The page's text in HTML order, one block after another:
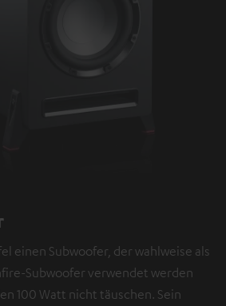
einen Subwoofer, der wahlweise als
Subwoofer verwendet werden
100 Watt nicht täuschen. Sein